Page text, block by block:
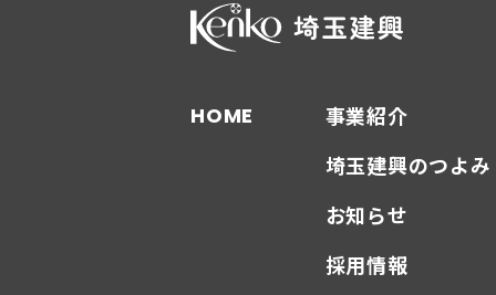
HOME
事業紹介
埼玉建興のつよみ
お知らせ
採用情報